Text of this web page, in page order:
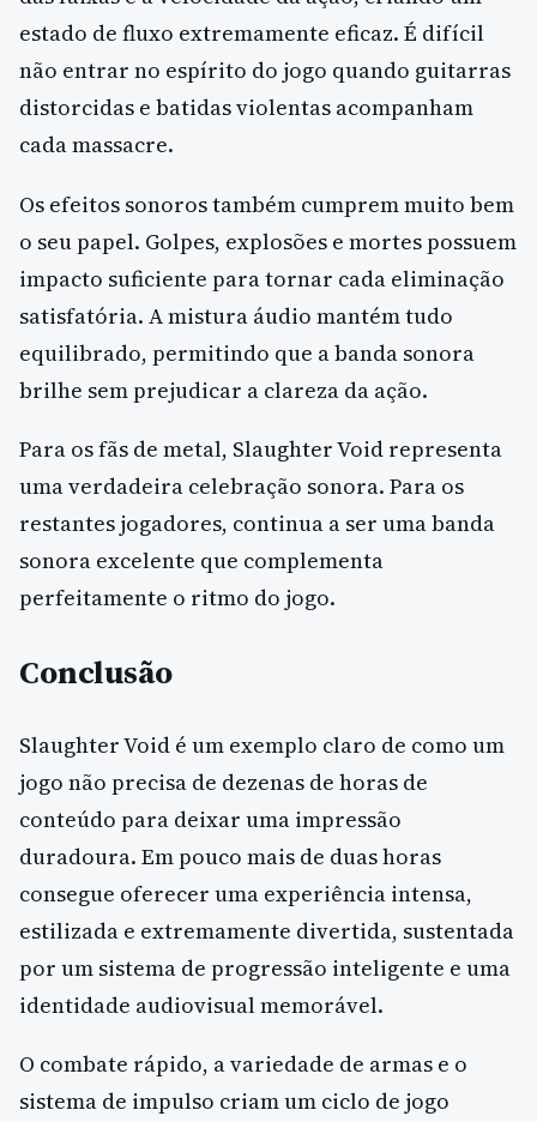
estado de fluxo extremamente eficaz. É difícil
não entrar no espírito do jogo quando guitarras
distorcidas e batidas violentas acompanham
cada massacre.
Os efeitos sonoros também cumprem muito bem
o seu papel. Golpes, explosões e mortes possuem
impacto suficiente para tornar cada eliminação
satisfatória. A mistura áudio mantém tudo
equilibrado, permitindo que a banda sonora
brilhe sem prejudicar a clareza da ação.
Para os fãs de metal, Slaughter Void representa
uma verdadeira celebração sonora. Para os
restantes jogadores, continua a ser uma banda
sonora excelente que complementa
perfeitamente o ritmo do jogo.
Conclusão
Slaughter Void é um exemplo claro de como um
jogo não precisa de dezenas de horas de
conteúdo para deixar uma impressão
duradoura. Em pouco mais de duas horas
consegue oferecer uma experiência intensa,
estilizada e extremamente divertida, sustentada
por um sistema de progressão inteligente e uma
identidade audiovisual memorável.
O combate rápido, a variedade de armas e o
sistema de impulso criam um ciclo de jogo